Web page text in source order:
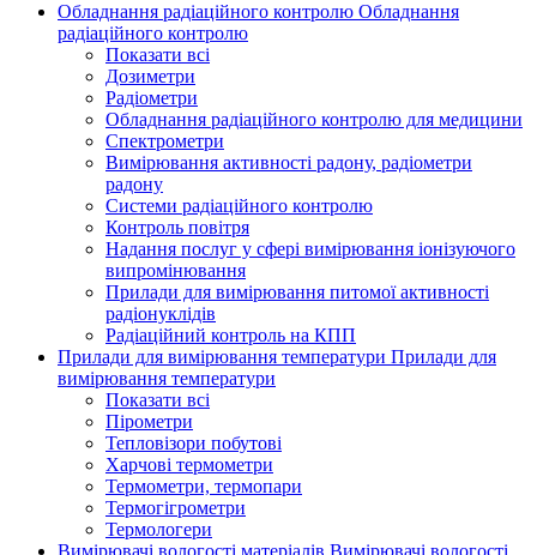
Обладнання радіаційного контролю Обладнання
радіаційного контролю
Показати всі
Дозиметри
Радіометри
Обладнання радіаційного контролю для медицини
Спектрометри
Вимірювання активності радону, радіометри
радону
Системи радіаційного контролю
Контроль повітря
Надання послуг у сфері вимірювання іонізуючого
випромінювання
Прилади для вимірювання питомої активності
радіонуклідів
Радіаційний контроль на КПП
Прилади для вимірювання температури Прилади для
вимірювання температури
Показати всі
Пірометри
Тепловізори побутові
Харчові термометри
Термометри, термопари
Термогігрометри
Термологери
Вимірювачі вологості матеріалів Вимірювачі вологості